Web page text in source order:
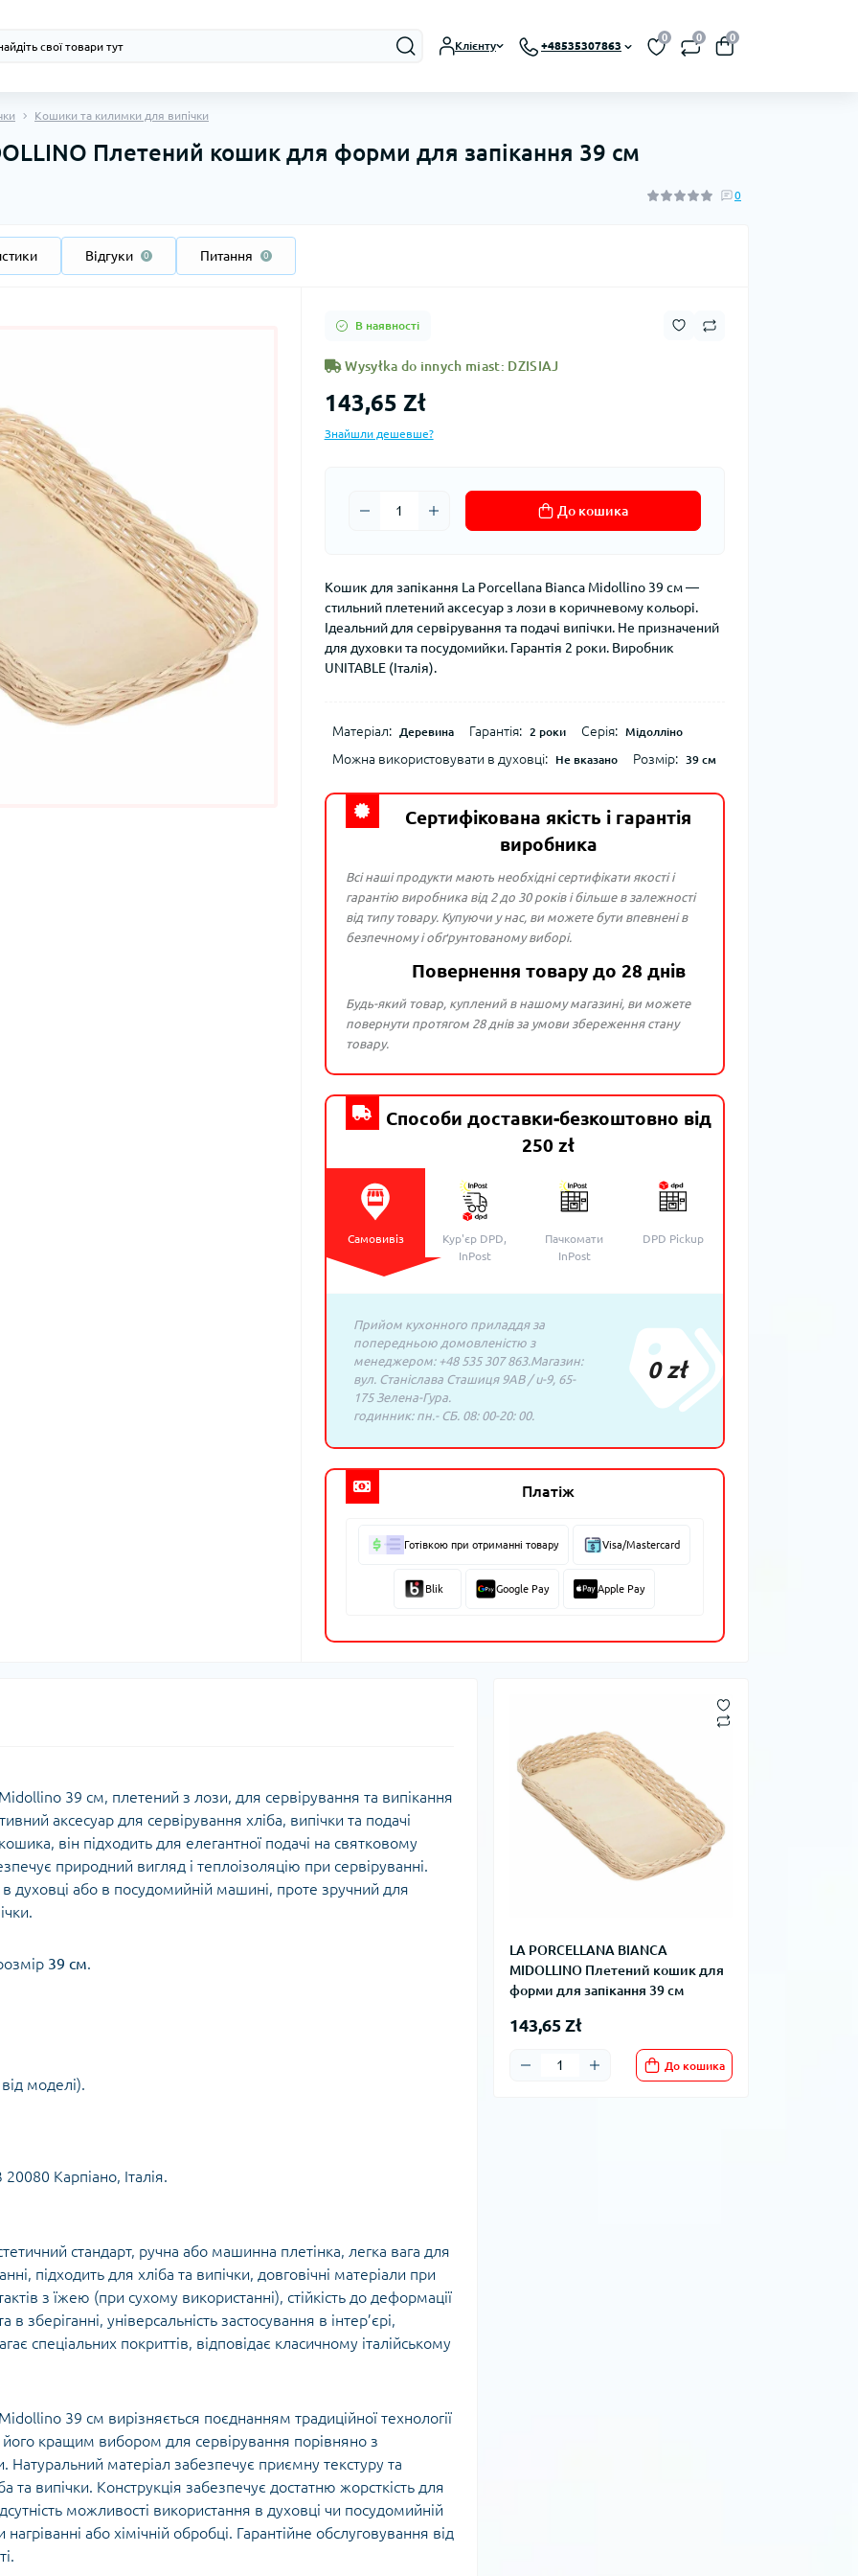
Клієнту +48535307863
0 0 0
Кошики та килимки для випічки
Плетений кошик для форми для запікання 39 см
0
Відгуки 0 Питання 0
В наявності
Wysyłka do innych miast: DZISIAJ
143,65 Zł
Знайшли дешевше?
До кошика
Кошик для запікання La Porcellana Bianca Midollino 39 см —
стильний плетений аксесуар з лози в коричневому кольорі.
Ідеальний для сервірування та подачі випічки. Не призначений
для духовки та посудомийки. Гарантія 2 роки. Виробник
UNITABLE (Італія).
Матеріал: Деревина Гарантія: 2 роки Серія: Мідолліно
Можна використовувати в духовці: Не вказано Розмір: 39 см
Сертифікована якість і гарантія
виробника
Всі наші продукти мають необхідні сертифікати якості і
гарантію виробника від 2 до 30 років і більше в залежності
від типу товару. Купуючи у нас, ви можете бути впевнені в
безпечному і обґрунтованому виборі.
Повернення товару до 28 днів
Будь-який товар, куплений в нашому магазині, ви можете
повернути протягом 28 днів за умови збереження стану
товару.
Способи доставки-безкоштовно від
250 zł
Самовивіз
Кур'єр DPD,
InPost
Пачкомати
InPost
DPD Pickup
Прийом кухонного приладдя за
попередньою домовленістю з
менеджером: +48 535 307 863.Магазин:
вул. Станіслава Сташиця 9AB / u-9, 65-
175 Зелена-Гура.
годинник: пн.- СБ. 08: 00-20: 00.
0 zł
Платіж
Готівкою при отриманні товару Visa/Mastercard
Blik Google Pay Apple Pay
LA PORCELLANA BIANCA
MIDOLLINO Плетений кошик для
форми для запікання 39 см
143,65 Zł
До кошика
39 см, плетений з лози, для сервірування та випікання
аксесуар для сервірування хліба, випічки та подачі
він підходить для елегантної подачі на святковому
природний вигляд і теплоізоляцію при сервіруванні.
духовці або в посудомийній машині, проте зручний для
39 см.
моделі).
Карпіано, Італія.
стандарт, ручна або машинна плетінка, легка вага для
підходить для хліба та випічки, довговічні матеріали при
з їжею (при сухому використанні), стійкість до деформації
зберіганні, універсальність застосування в інтер’єрі,
спеціальних покриттів, відповідає класичному італійському
39 см вирізняється поєднанням традиційної технології
кращим вибором для сервірування порівняно з
матеріал забезпечує приємну текстуру та
та випічки. Конструкція забезпечує достатню жорсткість для
можливості використання в духовці чи посудомийній
або хімічній обробці. Гарантійне обслуговування від